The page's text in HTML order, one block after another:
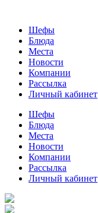
Шефы
Блюда
Места
Новости
Компании
Рассылка
Личный кабинет
Шефы
Блюда
Места
Новости
Компании
Рассылка
Личный кабинет